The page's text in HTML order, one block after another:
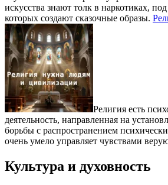
искусства знают толк в наркотиках,
которых создают сказочные образы.
Религия есть
деятельность, направленная на
борьбы с распространением
очень умело управляет чувствами
Культура и духовность